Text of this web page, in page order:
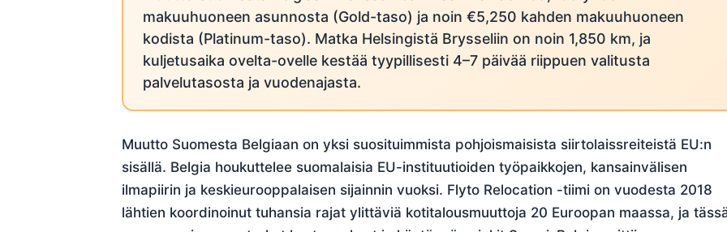
makuuhuoneen asunnosta (Gold-taso) ja noin €5,250 kahden makuuhuoneen
kodista (Platinum-taso). Matka Helsingistä Brysseliin on noin 1,850 km, ja
kuljetusaika ovelta-ovelle kestää tyypillisesti 4–7 päivää riippuen valitusta
palvelutasosta ja vuodenajasta.
Muutto Suomesta Belgiaan on yksi suosituimmista pohjoismaisista siirtolaissreiteistä EU:n
sisällä. Belgia houkuttelee suomalaisia EU-instituutioiden työpaikkojen, kansainvälisen
ilmapiirin ja keskieurooppalaisen sijainnin vuoksi. Flyto Relocation -tiimi on vuodesta 2018
lähtien koordinoinut tuhansia rajat ylittäviä kotitalousmuuttoja 20 Euroopan maassa, ja